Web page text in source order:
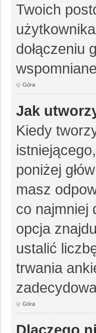
Twoich
dołączeniu
Góra
Jak
Kiedy
poniżej
masz
co najmniej
opcja
ustalić
trwania
Góra
Dlaczego